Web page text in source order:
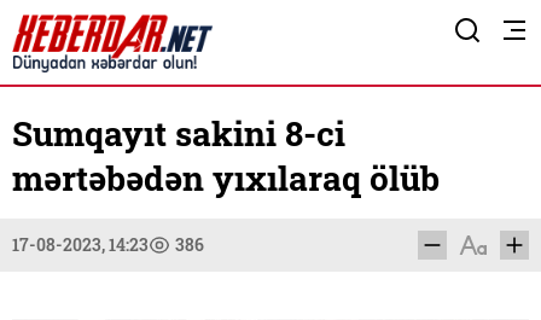
Sumqayıt sakini 8-ci
mərtəbədən yıxılaraq ölüb
17-08-2023, 14:23 386